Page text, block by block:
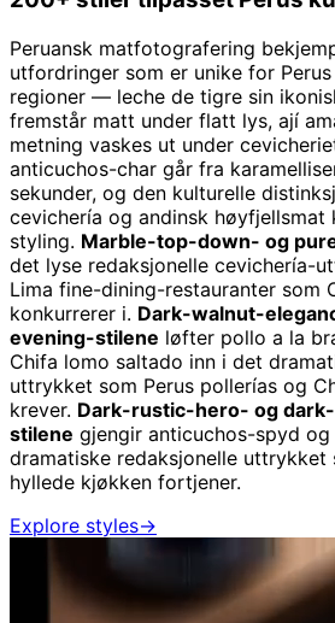
Peruansk matfotografering
utfordringer som er unike for
regioner — leche de tigre sin
fremstår matt under flatt lys, ají
metning vaskes ut under
anticuchos-char går fra
sekunder, og den kulturelle
cevichería og andinsk høyfjellsmat
styling. Marble-top-down- og
det lyse redaksjonelle cevichería-
Lima fine-dining-restauranter som
konkurrerer i. Dark-walnut-
evening-stilene løfter pollo a la
Chifa lomo saltado inn i det
uttrykket som Perus pollerías og
krever. Dark-rustic-hero- og
stilene gjengir anticuchos-spyd
dramatiske redaksjonelle uttrykket
hyllede kjøkken fortjener.
Explore styles→